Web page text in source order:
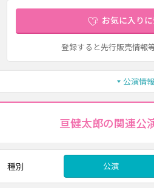
お気に入り
登録すると先行販売情報
公演情報
亘健太郎の関連公
種別 公演